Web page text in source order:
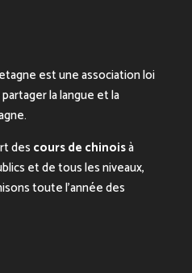
est une association loi
la langue et la
des cours de chinoisà
et de tous les niveaux,
toute l’année des